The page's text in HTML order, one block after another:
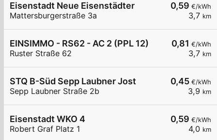
0,59 €/kWh
3,7 km
Eisenstadt Neue Eisenstädter
Mattersburgerstraße 3a
0,81 €/kWh
3,7 km
EINSIMMO - RS62 - AC 2 (PPL 12)
Ruster Straße 62
0,45 €/kWh
3,9 km
STQ B-Süd Sepp Laubner Jost
Sepp Laubner Straße 2b
0,59 €/kWh
4,0 km
Eisenstadt WKO 4
Robert Graf Platz 1